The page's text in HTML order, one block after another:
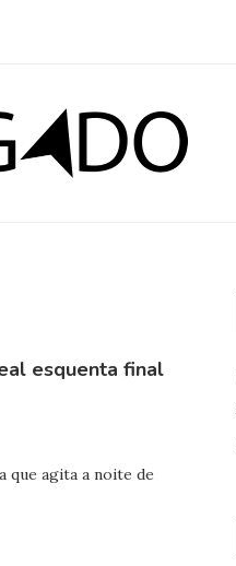
esquenta final
que agita a noite de